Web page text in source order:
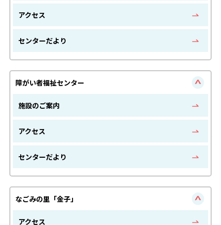
アクセス
センターだより
障がい者福祉センター
施設のご案内
アクセス
センターだより
なごみの里「金子」
アクセス